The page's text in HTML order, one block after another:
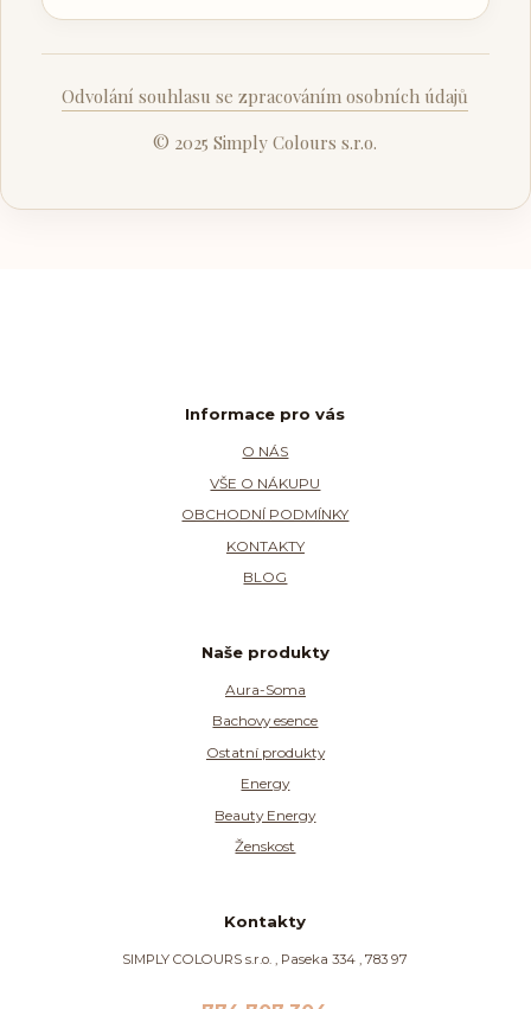
Odvolání souhlasu se zpracováním osobních údajů
© 2025 Simply Colours s.r.o.
Informace pro vás
O NÁS
VŠE O NÁKUPU
OBCHODNÍ PODMÍNKY
KONTAKTY
BLOG
Naše produkty
Aura-Soma
Bachovy esence
Ostatní produkty
Energy
Beauty Energy
Ženskost
Kontakty
SIMPLY COLOURS s.r.o. , Paseka 334 , 783 97